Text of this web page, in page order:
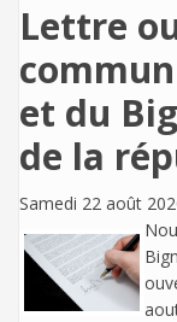
Lettre
et du
de la
Samedi 22 août